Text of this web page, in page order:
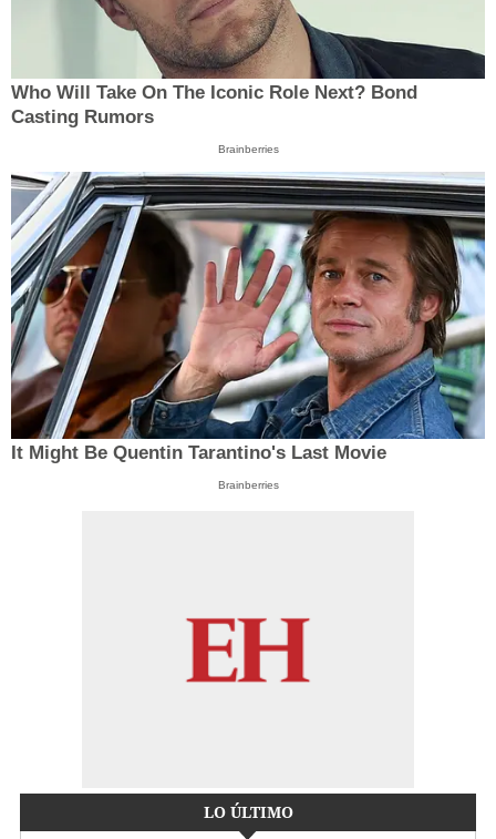
Who Will Take On The Iconic Role Next? Bond
Casting Rumors
Brainberries
It Might Be Quentin Tarantino's Last Movie
Brainberries
LO ÚLTIMO